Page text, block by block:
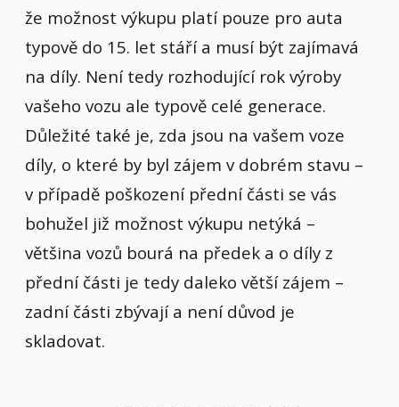
že možnost výkupu platí pouze pro auta
typově do 15. let stáří a musí být zajímavá
na díly. Není tedy rozhodující rok výroby
vašeho vozu ale typově celé generace.
Důležité také je, zda jsou na vašem voze
díly, o které by byl zájem v dobrém stavu –
v případě poškození přední části se vás
bohužel již možnost výkupu netýká –
většina vozů bourá na předek a o díly z
přední části je tedy daleko větší zájem –
zadní části zbývají a není důvod je
skladovat.